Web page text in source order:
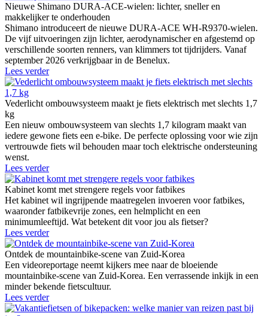
Nieuwe Shimano DURA-ACE-wielen: lichter, sneller en
makkelijker te onderhouden
Shimano introduceert de nieuwe DURA-ACE WH-R9370-wielen.
De vijf uitvoeringen zijn lichter, aerodynamischer en afgestemd op
verschillende soorten renners, van klimmers tot tijdrijders. Vanaf
september 2026 verkrijgbaar in de Benelux.
Lees verder
Vederlicht ombouwsysteem maakt je fiets elektrisch met slechts 1,7
kg
Een nieuw ombouwsysteem van slechts 1,7 kilogram maakt van
iedere gewone fiets een e-bike. De perfecte oplossing voor wie zijn
vertrouwde fiets wil behouden maar toch elektrische ondersteuning
wenst.
Lees verder
Kabinet komt met strengere regels voor fatbikes
Het kabinet wil ingrijpende maatregelen invoeren voor fatbikes,
waaronder fatbikevrije zones, een helmplicht en een
minimumleeftijd. Wat betekent dit voor jou als fietser?
Lees verder
Ontdek de mountainbike-scene van Zuid-Korea
Een videoreportage neemt kijkers mee naar de bloeiende
mountainbike-scene van Zuid-Korea. Een verrassende inkijk in een
minder bekende fietscultuur.
Lees verder